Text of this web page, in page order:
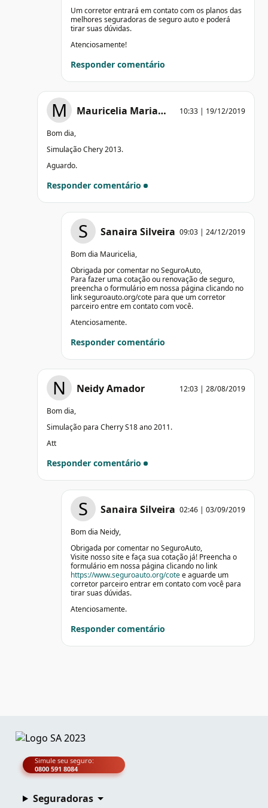
Um corretor entrará em contato com os planos das
melhores seguradoras de seguro auto e poderá
tirar suas dúvidas.
Atenciosamente!
Responder comentário
M Mauricelia Maria… 10:33 | 19/12/2019
Bom dia,
Simulação Chery 2013.
Aguardo.
Responder comentário
S Sanaira Silveira 09:03 | 24/12/2019
Bom dia Mauricelia,
Obrigada por comentar no SeguroAuto,
Para fazer uma cotação ou renovação de seguro,
preencha o formulário em nossa página clicando no
link seguroauto.org/cote para que um corretor
parceiro entre em contato com você.
Atenciosamente.
Responder comentário
N Neidy Amador 12:03 | 28/08/2019
Bom dia,
Simulação para Cherry S18 ano 2011.
Att
Responder comentário
S Sanaira Silveira 02:46 | 03/09/2019
Bom dia Neidy,
Obrigada por comentar no SeguroAuto,
Visite nosso site e faça sua cotação já! Preencha o
formulário em nossa página clicando no link
https://www.seguroauto.org/cotee aguarde um
corretor parceiro entrar em contato com você para
tirar suas dúvidas.
Atenciosamente.
Responder comentário
Seguradoras
Simule seu seguro:
0800 591 8084